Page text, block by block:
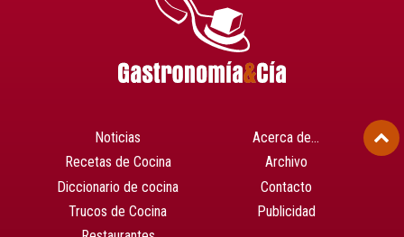
Noticias
Recetas de Cocina
Diccionario de cocina
Trucos de Cocina
Acerca de…
Archivo
Contacto
Publicidad